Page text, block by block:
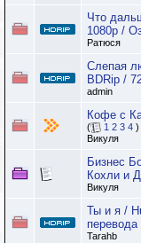
Что
1080p /
Ратюся
Слепая
BDRip /
admin
Кофе с
( 1 2 3 4 )
Викуля
Бизнес
Кохли и
Викуля
Ты и я /
перевода
Tarahb